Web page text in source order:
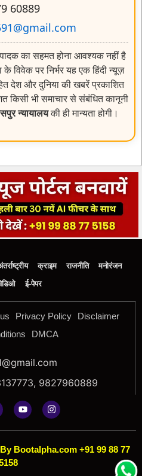
60889
का सहमत होना आवश्यक नहीं है
के विवेक पर निर्भर यह एक हिंदी न्यूज़
देश और दुनिया की खबरें प्रकाशित
किसी भी समाचार से संबंधित कानूनी
न्यायालयकी ही मान्यता होगी।
क्राइम राजनीति
मनोरंजन
ई-पेपर
Privacy Policy
Disclaimer
DMCA
9827960889
Bootalpha.com +91 99 88 77